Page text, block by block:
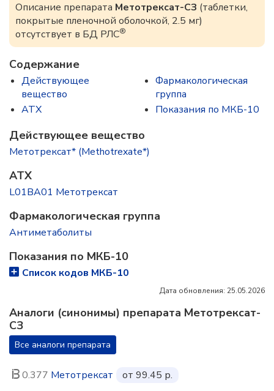
Описание препарата Метотрексат-СЗ (таблетки,
покрытые пленочной оболочкой, 2.5 мг)
отсутствует в БД РЛС®
Содержание
Действующее
вещество
ATX
Фармакологическая
группа
Показания по МКБ-10
Действующее вещество
Метотрексат* (Methotrexate*)
ATX
L01BA01 Метотрексат
Фармакологическая группа
Антиметаболиты
Показания по МКБ-10
Список кодов МКБ-10
Дата обновления: 25.05.2026
Аналоги (синонимы) препарата Метотрексат-
СЗ
Все аналоги препарата
0.377 Метотрексат
от 99.45 р.